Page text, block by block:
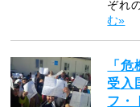
ぞれ
む»
「
受入
フ・